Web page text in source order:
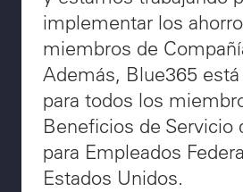
implementar los
miembros de
Además, Blue365
para todos los
Beneficios de Servicio
para Empleados
Estados Unidos.